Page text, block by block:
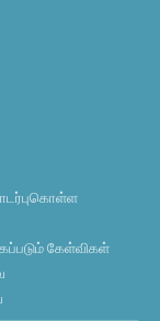
கேள்விகள்